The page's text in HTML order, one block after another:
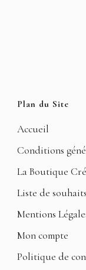
Plan du Site
Accueil
Conditions
La Boutique
Liste de souhaits
Mentions
Mon compte
Politique de